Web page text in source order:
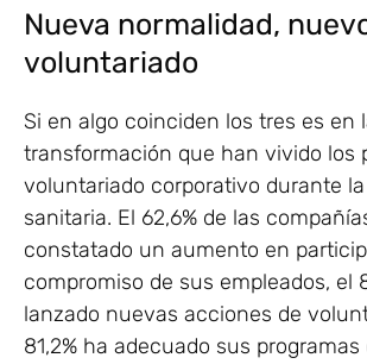
Nueva normalidad,
voluntariado
Si en algo coinciden los tres es en
transformación que han vivido los
voluntariado corporativo durante
sanitaria. El 62,6% de las
constatado un aumento en
compromiso de sus empleados, el
lanzado nuevas acciones de
81,2% ha adecuado sus